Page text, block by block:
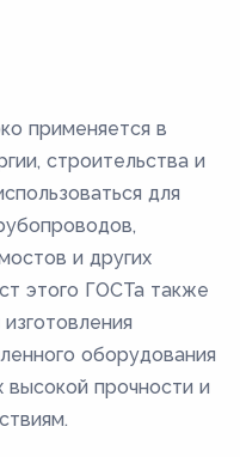
применяется в
строительства и
для
и других
этого ГОСТа также
оборудования
прочности и